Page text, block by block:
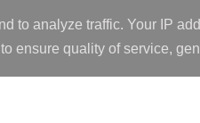
to analyze traffic. Your IP
ensure quality of service,